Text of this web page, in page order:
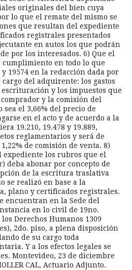
originales del bien cuya
lo que el remate del mismo se
que resultan del expediente
registrales presentados
en autos los que podrán
por los interesados. 6) Que el
cumplimiento en todo lo que
19574 en la redacción dada por
cargo del adquirente: los gastos
y los impuestos que
y la comisión del
sea el 3,66% del precio de
en el acto y de acuerdo a la
19.210, 19.478 y 19.889,
reglamentarios y será de
de comisión de venta. 8)
expediente los rubros que el
deba abonar por concepto de
de la escritura traslativa
se realizó en base a la
plano y certificados registrales.
encuentran en la Sede del
en lo civil de 19no.
Derechos Humanos 1309
2do. piso, a plena disposición
de su cargo toda
Y a los efectos legales se
Montevideo, 23 de diciembre
CAL, Actuario Adjunto.